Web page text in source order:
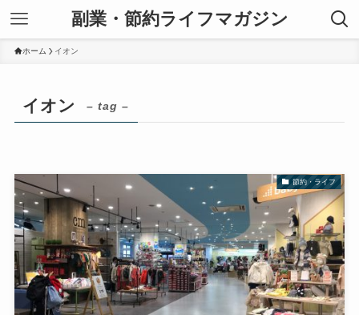
副業・節約ライフマガジン
ホーム イオン
イオン – tag –
節約・ライフ